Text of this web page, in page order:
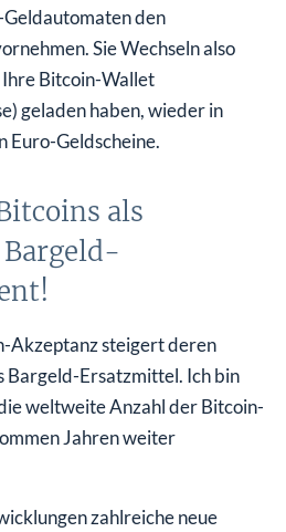
den
Sie Wechseln also
Ihre Bitcoin-Wallet
geladen haben, wieder in
Euro-Geldscheine.
als
Akzeptanz steigert deren
Bargeld-Ersatzmittel. Ich bin
weltweite Anzahl der Bitcoin-
Jahren weiter
zahlreiche neue